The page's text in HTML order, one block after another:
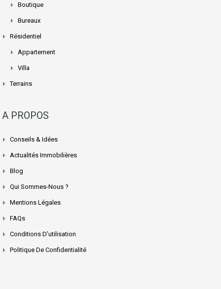
Boutique
Bureaux
Résidentiel
Appartement
Villa
Terrains
A PROPOS
Conseils & Idées
Actualités Immobilières
Blog
Qui Sommes-Nous ?
Mentions Légales
FAQs
Conditions D’utilisation
Politique De Confidentialité